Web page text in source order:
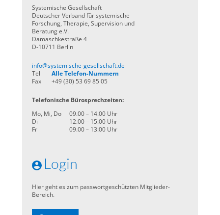
Systemische Gesellschaft
Deutscher Verband für systemische
Forschung, Therapie, Supervision und
Beratung e.V.
Damaschkestraße 4
D-10711 Berlin
info@systemische-gesellschaft.de
Tel
Alle Telefon-Nummern
Fax
+49 (30) 53 69 85 05
Telefonische Bürosprechzeiten:
Mo, Mi, Do
09.00 – 14.00 Uhr
Di
12.00 – 15.00 Uhr
Fr
09.00 – 13:00 Uhr
Login
Hier geht es zum passwortgeschützten Mitglieder-
Bereich.